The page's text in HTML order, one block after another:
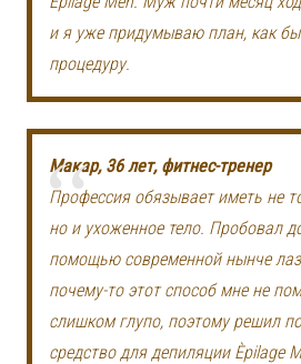
и я уже придумываю план, как
процедуру.
Макар, 36 лет, фитнес-тренер
Профессия обязывает иметь не
но и ухоженное тело. Пробовал
помощью современной нынче
почему-то этот способ мне не
слишком глупо, поэтому решил
средство для депиляции Èpilage